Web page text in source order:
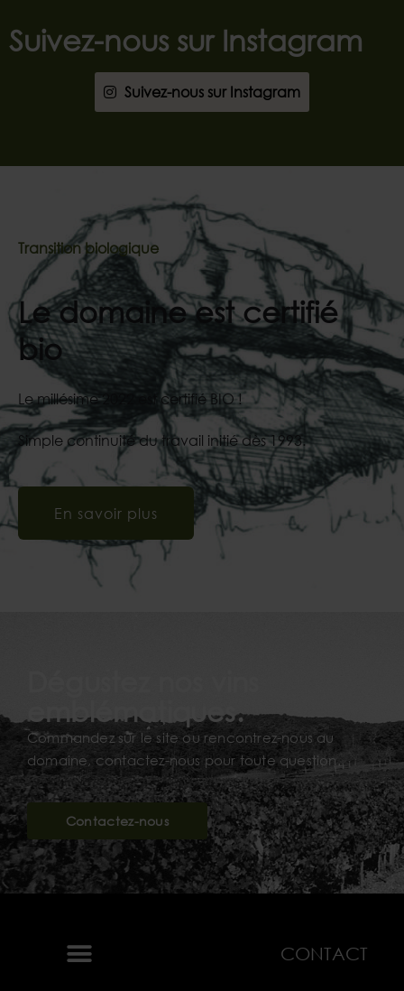
Suivez-nous sur Instagram
Suivez-nous sur Instagram
Transition biologique
Le domaine est certifié
bio
Le millésime 2022 est certifié BIO !
Simple continuité du travail initié dès 1993.
En savoir plus
emblématiques.
Commandez sur le site ou rencontrez-nous au
domaine, contactez-nous pour toute question.
Contactez-nous
CONTACT